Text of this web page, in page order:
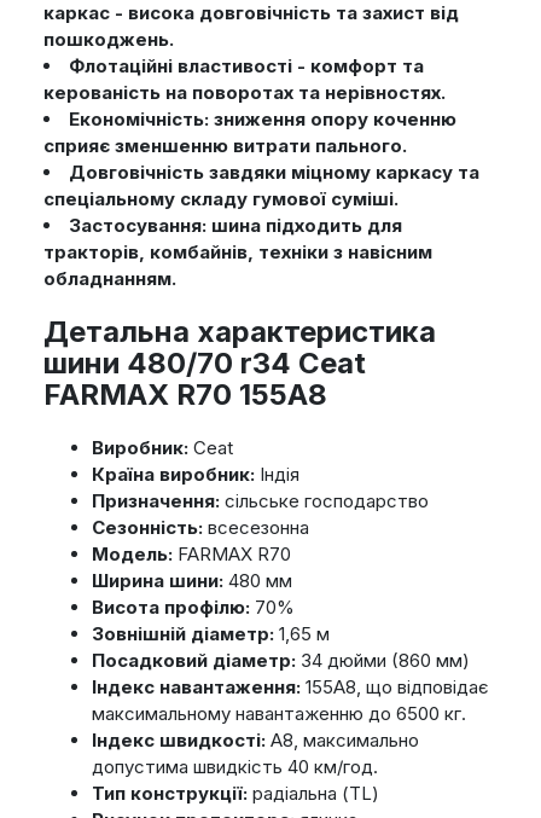
каркас - висока довговічність та захист від
пошкоджень.
Флотаційні властивості - комфорт та
керованість на поворотах та нерівностях.
Економічність: зниження опору коченню
сприяє зменшенню витрати пального.
Довговічність завдяки міцному каркасу та
спеціальному складу гумової суміші.
Застосування: шина підходить для
тракторів, комбайнів, техніки з навісним
обладнанням.
Детальна характеристика
шини 480/70 r34 Ceat
FARMAX R70 155A8
Виробник:Ceat
Країна виробник:Індія
Призначення:сільське господарство
Сезонність:всесезонна
Модель:FARMAX R70
Ширина шини:480 мм
Висота профілю:70%
Зовнішній діаметр:1,65 м
Посадковий діаметр:34 дюйми (860 мм)
Індекс навантаження:155A8, що відповідає
максимальному навантаженню до 6500 кг.
Індекс швидкості:A8, максимально
допустима швидкість 40 км/год.
Тип конструкції:радіальна (TL)